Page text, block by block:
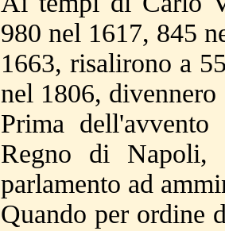
980 nel 1617, 845
1663, risalirono a
nel 1806,
Prima
Regno di Napoli,
parlamento ad
Quando per ordine